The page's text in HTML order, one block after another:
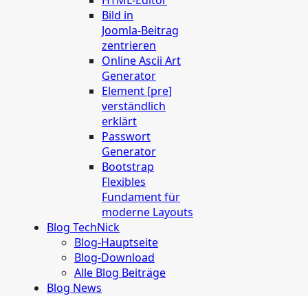
Bild in
Joomla‑Beitrag
zentrieren
Online Ascii Art
Generator
Element [pre]
verständlich
erklärt
Passwort
Generator
Bootstrap
Flexibles
Fundament für
moderne Layouts
Blog TechNick
Blog-Hauptseite
Blog-Download
Alle Blog Beiträge
Blog News